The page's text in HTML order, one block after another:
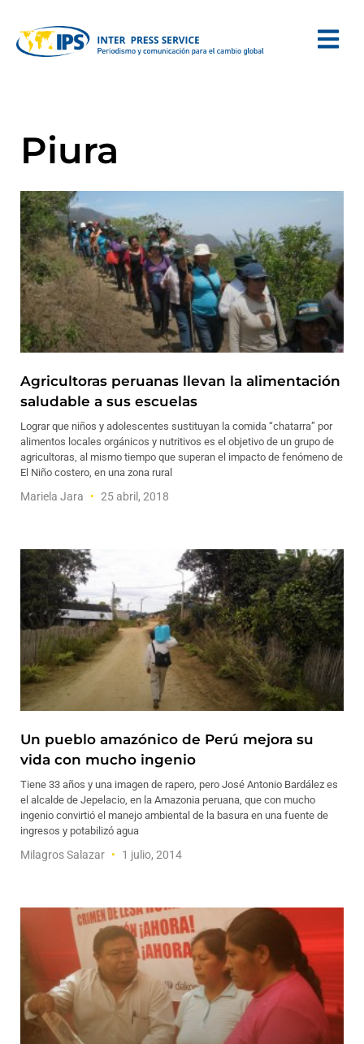
Piura
Agricultoras peruanas llevan la alimentación
saludable a sus escuelas
Lograr que niños y adolescentes sustituyan la comida “chatarra” por
alimentos locales orgánicos y nutritivos es el objetivo de un grupo de
agricultoras, al mismo tiempo que superan el impacto de fenómeno de
El Niño costero, en una zona rural
Mariela Jara 25 abril, 2018
Un pueblo amazónico de Perú mejora su
vida con mucho ingenio
Tiene 33 años y una imagen de rapero, pero José Antonio Bardález es
el alcalde de Jepelacio, en la Amazonia peruana, que con mucho
ingenio convirtió el manejo ambiental de la basura en una fuente de
ingresos y potabilizó agua
Milagros Salazar 1 julio, 2014